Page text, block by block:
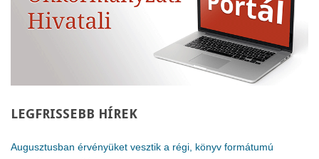
LEGFRISSEBB HÍREK
Augusztusban érvényüket vesztik a régi, könyv formátumú